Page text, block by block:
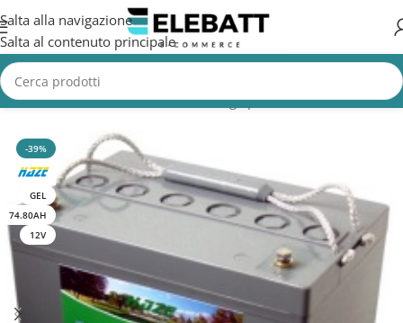
Salta alla navigazione
Salta al contenuto principale
Home/MACCHINE PULIZIA/Lavasciuga pavimenti
-39%
GEL
74.80AH
12V